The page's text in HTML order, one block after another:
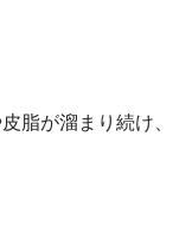
脂が溜まり続け、